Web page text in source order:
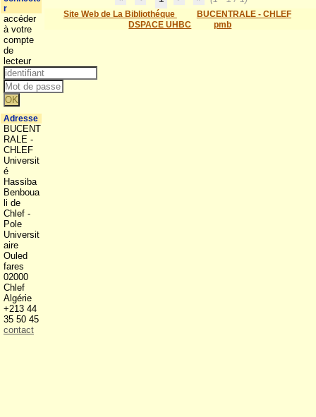
Site Web de La Bibliothéque
BUCENTRALE - CHLEF
DSPACE UHBC
pmb
r
accéder
à votre
compte
de
lecteur
Adresse
BUCENT
RALE -
CHLEF
Universit
é
Hassiba
Benboua
li de
Chlef -
Pole
Universit
aire
Ouled
fares
02000
Chlef
Algérie
+213 44
35 50 45
contact